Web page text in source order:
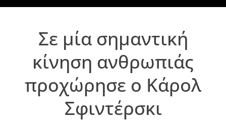
Σε μία σημαντική
κίνηση ανθρωπιάς
προχώρησε ο Κάρολ
Σφιντέρσκι